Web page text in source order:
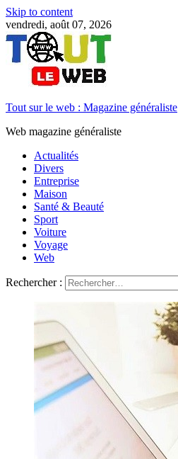
Skip to content
vendredi, août 07, 2026
Tout sur le web : Magazine généraliste
Web magazine généraliste
Actualités
Divers
Entreprise
Maison
Santé & Beauté
Sport
Voiture
Voyage
Web
Rechercher :